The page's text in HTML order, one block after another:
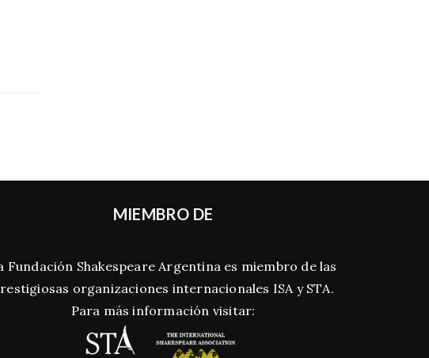
MIEMBRO DE
Fundación Shakespeare Argentina es miembro de las
organizaciones internacionales ISA y STA.
Para más información visitar: